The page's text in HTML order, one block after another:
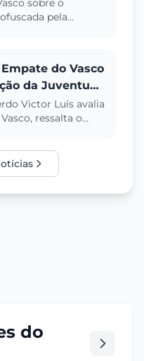
sobre o
pela
do Vasco
da Juventude
Victor Luís avalia
ressalta o
do